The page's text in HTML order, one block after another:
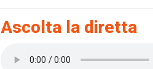
Ascolta la diretta